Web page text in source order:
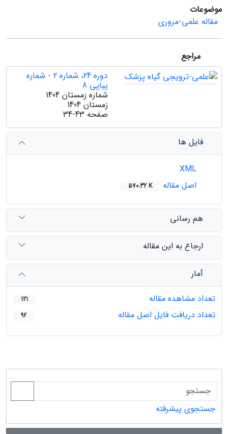
موضوعات
مقاله علمی-مروری
مراجع
دوره 24، شماره 2 - شماره
پیاپی 8
شماره زمستان 1404
زمستان 1404
صفحه 34-43
فایل ها
اصل مقاله
570.32 K
هم رسانی
ارجاع به این مقاله
آمار
تعداد مشاهده مقاله
121
تعداد دریافت فایل اصل مقاله 92
جستجوی پیشرفته